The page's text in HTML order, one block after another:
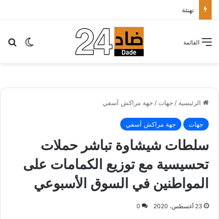
تهنئة
الوضع القائمة
الرئيسية / جهات / جهة مراكش آسفي
جهات جهة مراكش آسفي
سلطات شيشاوة تباشر حملات
تحسيسية مع توزيع الكمامات على
المواطنين في السوق الأسبوعي
23 أغسطس، 2020 0